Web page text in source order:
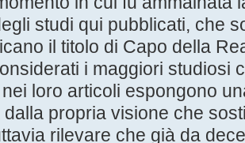
studi qui pubblicati, che
il titolo di Capo della
i maggiori studiosi
loro articoli espongono
propria visione che
rilevare che già da